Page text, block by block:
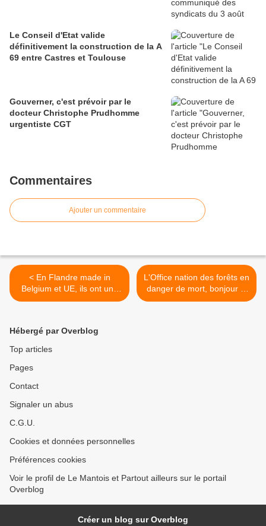
Le Conseil d'Etat valide
définitivement la construction de la A
69 entre Castres et Toulouse
Gouverner, c'est prévoir par le
docteur Christophe Prudhomme
urgentiste CGT
Commentaires
Ajouter un commentaire
< En Flandre made in
Belgium et UE, ils ont une
ministre de l'Intégration
L'Office nation des forêts en
danger de mort, bonjour la
COP 21 >
Hébergé par Overblog
Top articles
Pages
Contact
Signaler un abus
C.G.U.
Cookies et données personnelles
Préférences cookies
Voir le profil de Le Mantois et Partout ailleurs sur le portail
Overblog
Créer un blog sur Overblog